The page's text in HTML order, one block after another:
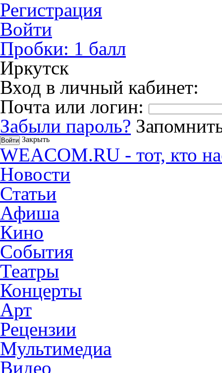
Регистрация
Войти
Пробки: 1 балл
Иркутск
Вход в личный кабинет:
Почта или логин:
Забыли пароль?
Закрыть
WEACOM.RU - тот, кто
Новости
Статьи
Афиша
Кино
События
Театры
Концерты
Арт
Рецензии
Мультимедиа
Видео